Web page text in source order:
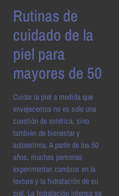
Rutinas de
cuidado de la
piel para
mayores de 50
Cuidar la piel a medida que
envejecemos no es solo una
cuestión de estética, sino
también de bienestar y
autoestima. A partir de los 50
años, muchas personas
experimentan cambios en la
textura y la hidratación de su
piel. La hidratación intensa se